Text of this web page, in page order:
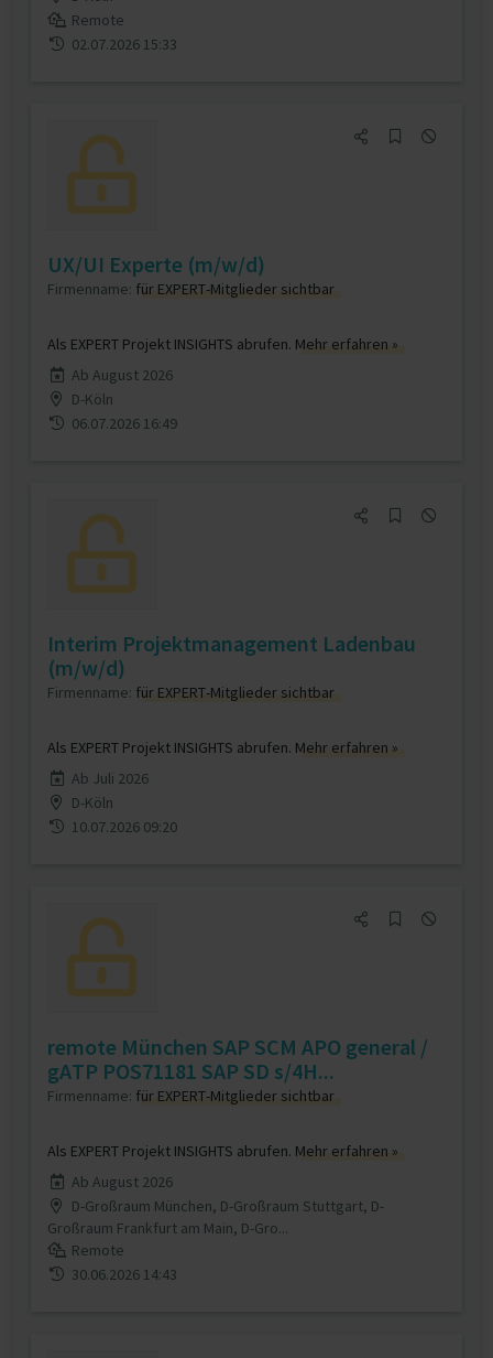
Remote
02.07.2026 15:33
UX/UI Experte (m/w/d)
Firmenname: für EXPERT-Mitglieder sichtbar
Als EXPERT Projekt INSIGHTS abrufen. Mehr erfahren »
Ab August 2026
D-Köln
06.07.2026 16:49
Interim Projektmanagement Ladenbau
(m/w/d)
Firmenname: für EXPERT-Mitglieder sichtbar
Als EXPERT Projekt INSIGHTS abrufen. Mehr erfahren »
Ab Juli 2026
D-Köln
10.07.2026 09:20
remote München SAP SCM APO general /
gATP POS71181 SAP SD s/4H...
Firmenname: für EXPERT-Mitglieder sichtbar
Als EXPERT Projekt INSIGHTS abrufen. Mehr erfahren »
Ab August 2026
D-Großraum München, D-Großraum Stuttgart, D-
Großraum Frankfurt am Main, D-Gro...
Remote
30.06.2026 14:43